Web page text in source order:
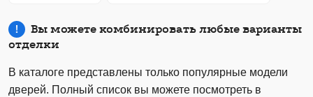
Вы можете комбинировать любые варианты
отделки
В каталоге представлены только популярные модели
дверей. Полный список вы можете посмотреть в